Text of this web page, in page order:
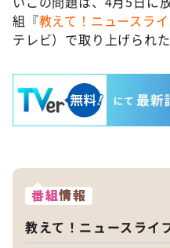
組『教えて！ニュースラ
テレビ）で取り上げられた
番組情報
教えて！ニュースライ